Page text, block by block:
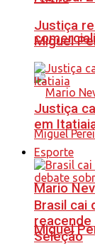
Mario
Miguel
Justiça
Miguel
Justiça
em
Esporte
Brasil cai
Seleção